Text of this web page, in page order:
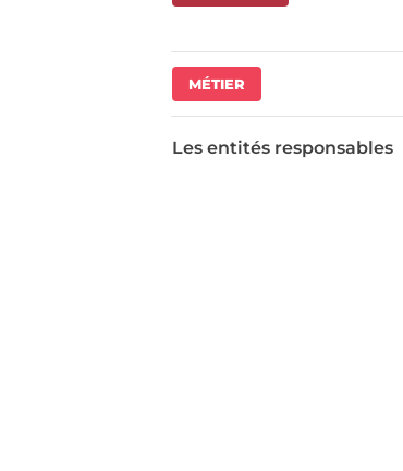
MÉTIER
Les entités responsables